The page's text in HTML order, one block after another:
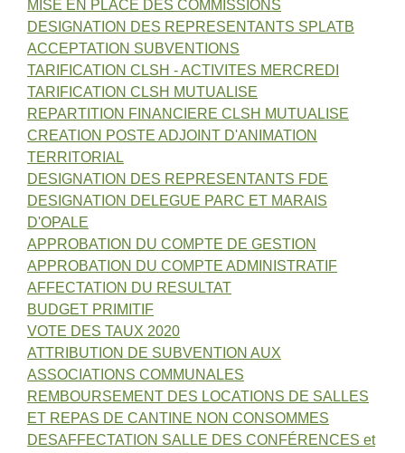
MISE EN PLACE DES COMMISSIONS
DESIGNATION DES REPRESENTANTS SPLATB
ACCEPTATION SUBVENTIONS
TARIFICATION CLSH - ACTIVITES MERCREDI
TARIFICATION CLSH MUTUALISE
REPARTITION FINANCIERE CLSH MUTUALISE
CREATION POSTE ADJOINT D'ANIMATION
TERRITORIAL
DESIGNATION DES REPRESENTANTS FDE
DESIGNATION DELEGUE PARC ET MARAIS
D'OPALE
APPROBATION DU COMPTE DE GESTION
APPROBATION DU COMPTE ADMINISTRATIF
AFFECTATION DU RESULTAT
BUDGET PRIMITIF
VOTE DES TAUX 2020
ATTRIBUTION DE SUBVENTION AUX
ASSOCIATIONS COMMUNALES
REMBOURSEMENT DES LOCATIONS DE SALLES
ET REPAS DE CANTINE NON CONSOMMES
DESAFFECTATION SALLE DES CONFÉRENCES et